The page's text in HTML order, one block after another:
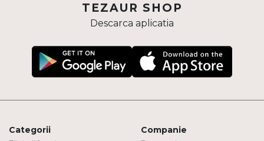
TEZAUR SHOP
Descarca aplicatia
Categorii Companie